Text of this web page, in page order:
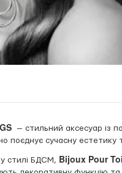
— стильний аксесуар із
поєднує сучасну
стилі БДСМ, Bijoux Pour